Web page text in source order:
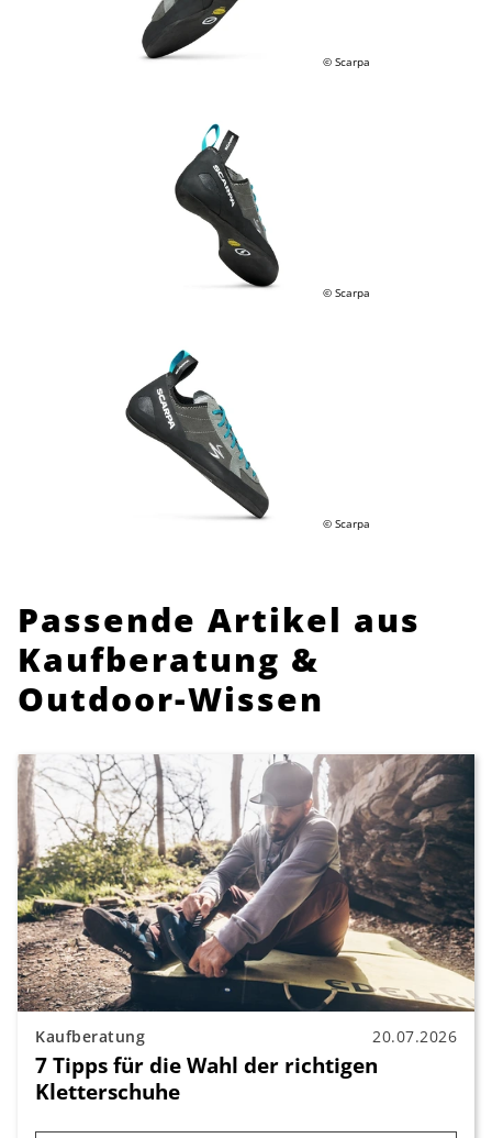
© Scarpa
© Scarpa
© Scarpa
Passende Artikel aus
Kaufberatung &
Outdoor-Wissen
Kaufberatung 20.07.2026
7 Tipps für die Wahl der richtigen
Kletterschuhe